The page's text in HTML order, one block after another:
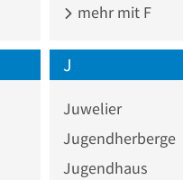
mehr mit F
J
Juwelier
Jugendherberge
Jugendhaus